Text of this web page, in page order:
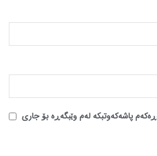
پاشەکەوتبکە لەم وێبگەڕە بۆ جاری